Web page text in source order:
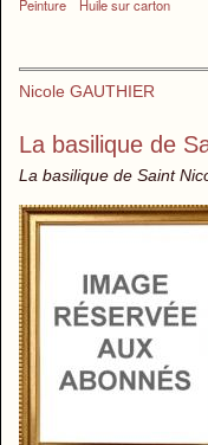
Peinture Huile sur carton
Nicole GAUTHIER
La basilique de
La basilique de Saint